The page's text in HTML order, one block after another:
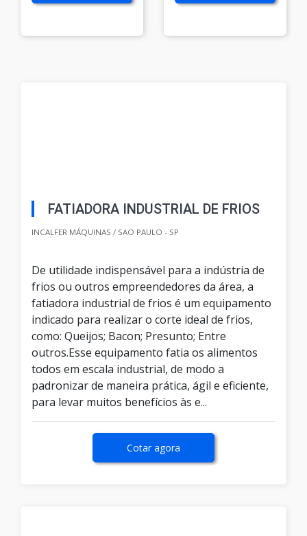
FATIADORA INDUSTRIAL DE FRIOS
INCALFER MÁQUINAS / SAO PAULO - SP
De utilidade indispensável para a indústria de
frios ou outros empreendedores da área, a
fatiadora industrial de frios é um equipamento
indicado para realizar o corte ideal de frios,
como: Queijos; Bacon; Presunto; Entre
outros.Esse equipamento fatia os alimentos
todos em escala industrial, de modo a
padronizar de maneira prática, ágil e eficiente,
para levar muitos benefícios às e...
Cotar agora